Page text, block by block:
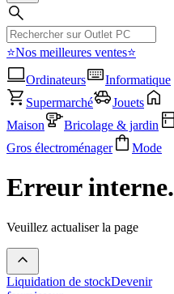
⭐Nos meilleures ventes⭐
Ordinateurs
Informatique
Supermarché
Jouets
Maison
Bricolage & jardin
Gros électroménager
Mode
Erreur interne.
Veuillez actualiser la page
Liquidation de stockDevenir